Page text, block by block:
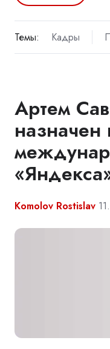
Темы: Кадры
Артем
назначен
Komolov Rostislav